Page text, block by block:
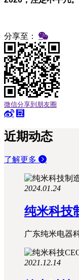
分享至：
微信分享到朋友圈
近期动态
了解更多
2024.01.24
纯米科技
广东纯米电器
2021.12.14